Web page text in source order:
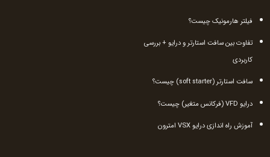
فیلتر هارمونیک چیست؟
تفاوت بین سافت استارتر و درایو + بررسی
کاربردی
سافت استارتر (soft starter) چیست؟
درایو VFD (فرکانس متغیر) چیست؟
آموزش راه اندازی درایو VSX امترون